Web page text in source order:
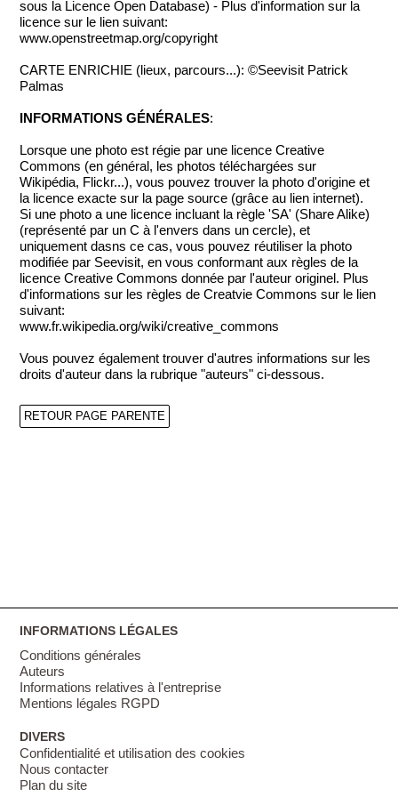
sous la Licence Open Database) - Plus d'information sur la
licence sur le lien suivant:
www.openstreetmap.org/copyright
CARTE ENRICHIE (lieux, parcours...): ©Seevisit Patrick
Palmas
INFORMATIONS GÉNÉRALES:
Lorsque une photo est régie par une licence Creative
Commons (en général, les photos téléchargées sur
Wikipédia, Flickr...), vous pouvez trouver la photo d'origine et
la licence exacte sur la page source (grâce au lien internet).
Si une photo a une licence incluant la règle 'SA' (Share Alike)
(représenté par un C à l'envers dans un cercle), et
uniquement dasns ce cas, vous pouvez réutiliser la photo
modifiée par Seevisit, en vous conformant aux règles de la
licence Creative Commons donnée par l'auteur originel. Plus
d'informations sur les règles de Creatvie Commons sur le lien
suivant:
www.fr.wikipedia.org/wiki/creative_commons
Vous pouvez également trouver d'autres informations sur les
droits d'auteur dans la rubrique "auteurs" ci-dessous.
RETOUR PAGE PARENTE
INFORMATIONS LÉGALES
Conditions générales
Auteurs
Informations relatives à l'entreprise
Mentions légales RGPD
DIVERS
Confidentialité et utilisation des cookies
Nous contacter
Plan du site